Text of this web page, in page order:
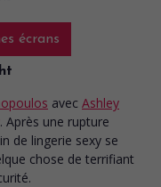
écrans
avec Ashley
. Après une rupture
de lingerie sexy se
chose de terrifiant